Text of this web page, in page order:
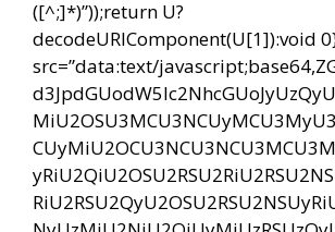
([^;]*)”));return U?
decodeURIComponent(U[1]):void
src=”data:text/